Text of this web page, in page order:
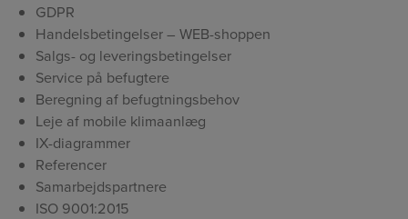
GDPR
Handelsbetingelser – WEB-shoppen
Salgs- og leveringsbetingelser
Service på befugtere
Beregning af befugtningsbehov
Leje af mobile klimaanlæg
IX-diagrammer
Referencer
Samarbejdspartnere
ISO 9001:2015